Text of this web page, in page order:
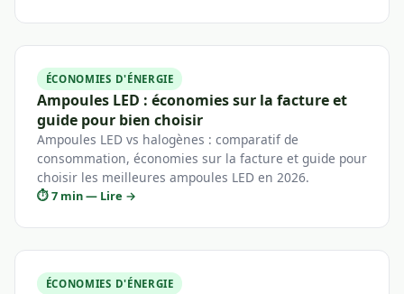
ÉCONOMIES D'ÉNERGIE
Ampoules LED : économies sur la facture et
guide pour bien choisir
Ampoules LED vs halogènes : comparatif de
consommation, économies sur la facture et guide pour
choisir les meilleures ampoules LED en 2026.
⏱ 7 min — Lire →
ÉCONOMIES D'ÉNERGIE